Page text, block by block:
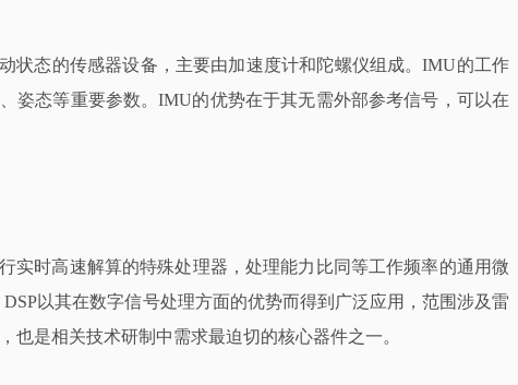
状态的传感器设备，主要由加速度计和陀螺仪组成。IMU的工作
姿态等重要参数。IMU的优势在于其无需外部参考信号，可以在
实时高速解算的特殊处理器，处理能力比同等工作频率的通用微
以其在数字信号处理方面的优势而得到广泛应用，范围涉及雷
是相关技术研制中需求最迫切的核心器件之一。